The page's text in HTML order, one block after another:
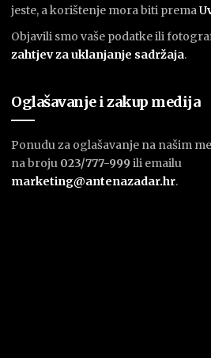
jeste, a korištenje mora biti premaU
Objavili smo vaše podatke ili
zahtjev za uklanjanje sadržaja.
Oglašavanje i zakup medija
Ponudu za oglašavanje na našim
na broju 023/777-999 ili emailu
marketing@antenazadar.hr.